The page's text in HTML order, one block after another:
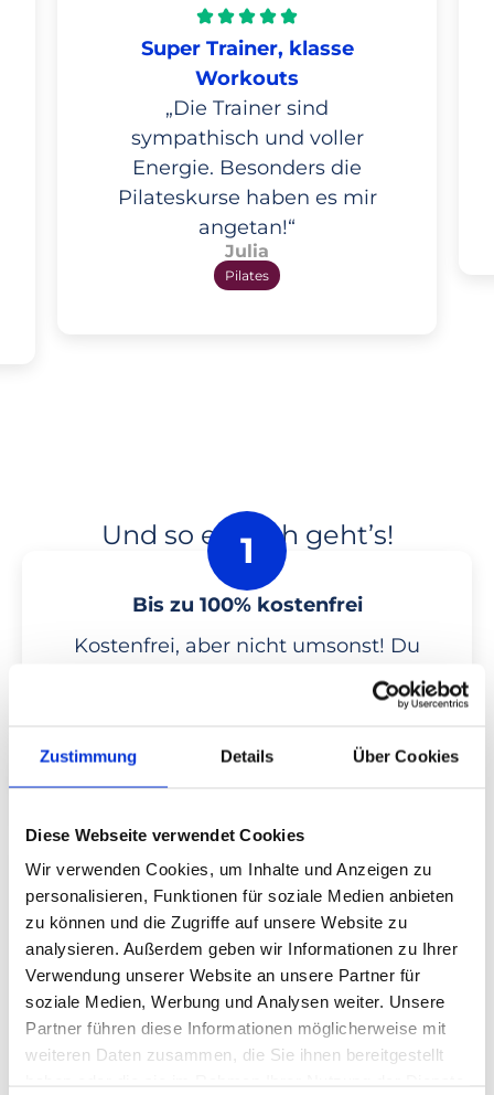
Zustimmung Details Über Cookies
Diese Webseite verwendet Cookies
Wir verwenden Cookies, um Inhalte und Anzeigen zu
personalisieren, Funktionen für soziale Medien anbieten
zu können und die Zugriffe auf unsere Website zu
analysieren. Außerdem geben wir Informationen zu Ihrer
Verwendung unserer Website an unsere Partner für
soziale Medien, Werbung und Analysen weiter. Unsere
Partner führen diese Informationen möglicherweise mit
weiteren Daten zusammen, die Sie ihnen bereitgestellt
Super Trainer, klasse
Workouts
„Die Trainer sind
sympathisch und voller
Energie. Besonders die
Pilateskurse haben es mir
angetan!“
Julia
Pilates
Und so einfach geht’s!
1
Bis zu 100% kostenfrei
Kostenfrei, aber nicht umsonst! Du
verstehst den Unterschied. Und
Deine Krankenkasse auch. Deshalb
Kaum zu glauben? Aber wahr!
2
So funktioniert die Abrechnung
mit Deiner Krankenkasse
Es ist ganz einfach! Du buchst
Deinen Kurs, bezahlst die
Teilnahmegebühr, machst mit und
bekommst anschliessend ein